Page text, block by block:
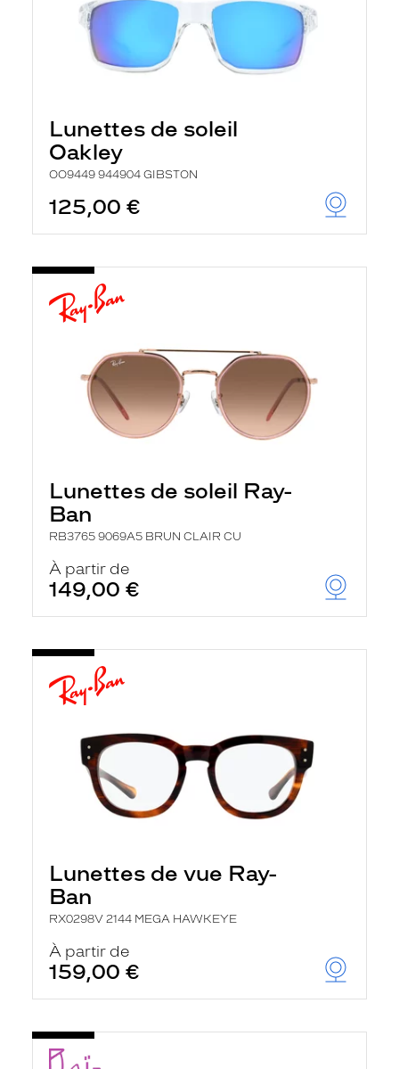
Lunettes de soleil
Oakley
OO9449 944904 GIBSTON
125,00 €
Lunettes de soleil Ray-
Ban
RB3765 9069A5 BRUN CLAIR CU
À partir de
149,00 €
Lunettes de vue Ray-
Ban
RX0298V 2144 MEGA HAWKEYE
À partir de
159,00 €